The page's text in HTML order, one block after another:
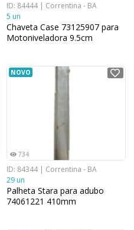
ID: 84444 | Correntina - BA
5 un
Chaveta Case 73125907 para
Motoniveladora 9.5cm
NOVO
734
ID: 84344 | Correntina - BA
29 un
Palheta Stara para adubo
74061221 410mm